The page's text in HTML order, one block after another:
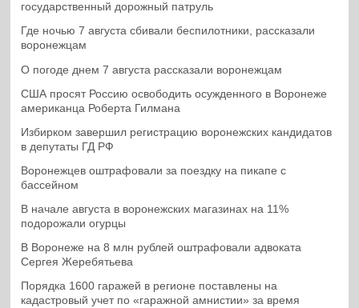
государственный дорожный патруль
Где ночью 7 августа сбивали беспилотники, рассказали
воронежцам
О погоде днем 7 августа рассказали воронежцам
США просят Россию освободить осужденного в Воронеже
американца Роберта Гилмана
Избирком завершил регистрацию воронежских кандидатов
в депутаты ГД РФ
Воронежцев оштрафовали за поездку на пикапе с
бассейном
В начале августа в воронежских магазинах на 11%
подорожали огурцы
В Воронеже на 8 млн рублей оштрафовали адвоката
Сергея Жеребятьева
Порядка 1600 гаражей в регионе поставлены на
кадастровый учет по «гаражной амнистии» за время